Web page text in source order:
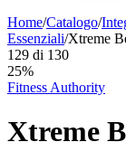
Home/Catalogo/
Essenziali/Xtreme
129 di 130
25%
Fitness Authority
Xtreme